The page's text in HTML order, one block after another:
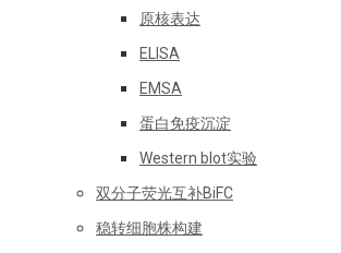
原核表达
ELISA
EMSA
蛋白免疫沉淀
Western blot实验
双分子荧光互补BiFC
稳转细胞株构建